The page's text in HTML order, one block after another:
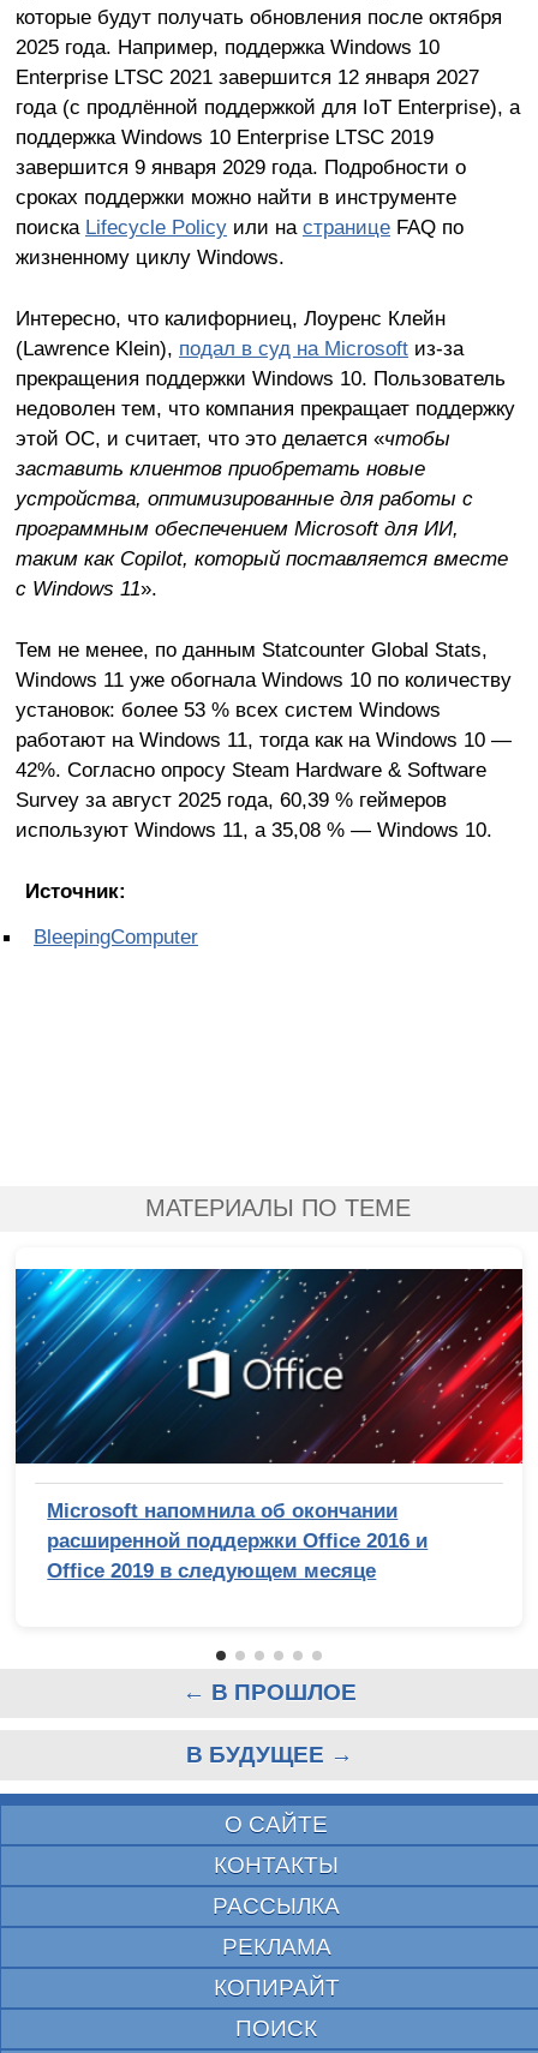
которые будут получать обновления после октября
2025 года. Например, поддержка Windows 10
Enterprise LTSC 2021 завершится 12 января 2027
года (с продлённой поддержкой для IoT Enterprise), а
поддержка Windows 10 Enterprise LTSC 2019
завершится 9 января 2029 года. Подробности о
сроках поддержки можно найти в инструменте
поиска Lifecycle Policyили на страницеFAQ по
жизненному циклу Windows.
Интересно, что калифорниец, Лоуренс Клейн
(Lawrence Klein), подал в суд на Microsoftиз-за
прекращения поддержки Windows 10. Пользователь
недоволен тем, что компания прекращает поддержку
этой ОС, и считает, что это делается «чтобы
заставить клиентов приобретать новые
устройства, оптимизированные для работы с
программным обеспечением Microsoft для ИИ,
таким как Copilot, который поставляется вместе
с Windows 11».
Тем не менее, по данным Statcounter Global Stats,
Windows 11 уже обогнала Windows 10 по количеству
установок: более 53 % всех систем Windows
работают на Windows 11, тогда как на Windows 10 —
42%. Согласно опросу Steam Hardware & Software
Survey за август 2025 года, 60,39 % геймеров
используют Windows 11, а 35,08 % — Windows 10.
Источник:
BleepingComputer
МАТЕРИАЛЫ ПО ТЕМЕ
Microsoft напомнила об окончании
расширенной поддержки Office 2016 и
Office 2019 в следующем месяце
← В ПРОШЛОЕ
В БУДУЩЕЕ →
О САЙТЕ
КОНТАКТЫ
РАССЫЛКА
РЕКЛАМА
КОПИРАЙТ
ПОИСК